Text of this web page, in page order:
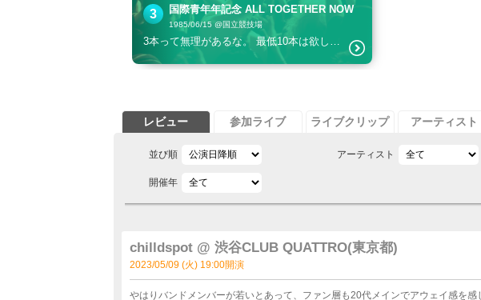
3 国際青年年記念 ALL TOGETHER NOW
1985/06/15 @国立競技場
3本って無理があるな。 最低10本は欲しいところだな。
レビュー 参加ライブ ライブクリップ アーティスト
並び順 アーティスト
開催年
chilldspot @ 渋谷CLUB QUATTRO(東京都)
2023/05/09 (火) 19:00開演
やはりバンドメンバーが若いとあって、ファン層も20代メインでアウェイ感を